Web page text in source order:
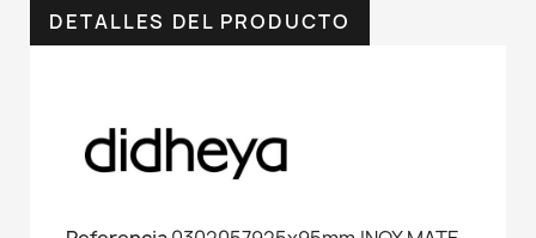
DETALLES DEL PRODUCTO